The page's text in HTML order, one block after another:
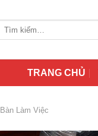
TRANG CHỦ
Bàn Làm Việc